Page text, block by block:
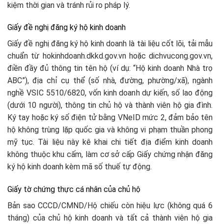
kiệm thời gian và tránh rủi ro pháp lý.
Giấy đề nghị đăng ký hộ kinh doanh
Giấy đề nghị đăng ký hộ kinh doanh là tài liệu cốt lõi, tải mẫu
chuẩn từ hokinhdoanh.dkkd.gov.vn hoặc dichvucong.gov.vn,
điền đầy đủ thông tin tên hộ (ví dụ: “Hộ kinh doanh Nhà trọ
ABC”), địa chỉ cụ thể (số nhà, đường, phường/xã), ngành
nghề VSIC 5510/6820, vốn kinh doanh dự kiến, số lao động
(dưới 10 người), thông tin chủ hộ và thành viên hộ gia đình.
Ký tay hoặc ký số điện tử bằng VNeID mức 2, đảm bảo tên
hộ không trùng lặp quốc gia và không vi phạm thuần phong
mỹ tục. Tài liệu này kê khai chi tiết địa điểm kinh doanh
không thuộc khu cấm, làm cơ sở cấp Giấy chứng nhận đăng
ký hộ kinh doanh kèm mã số thuế tự động.​
Giấy tờ chứng thực cá nhân của chủ hộ
Bản sao CCCD/CMND/Hộ chiếu còn hiệu lực (không quá 6
tháng) của chủ hộ kinh doanh và tất cả thành viên hộ gia